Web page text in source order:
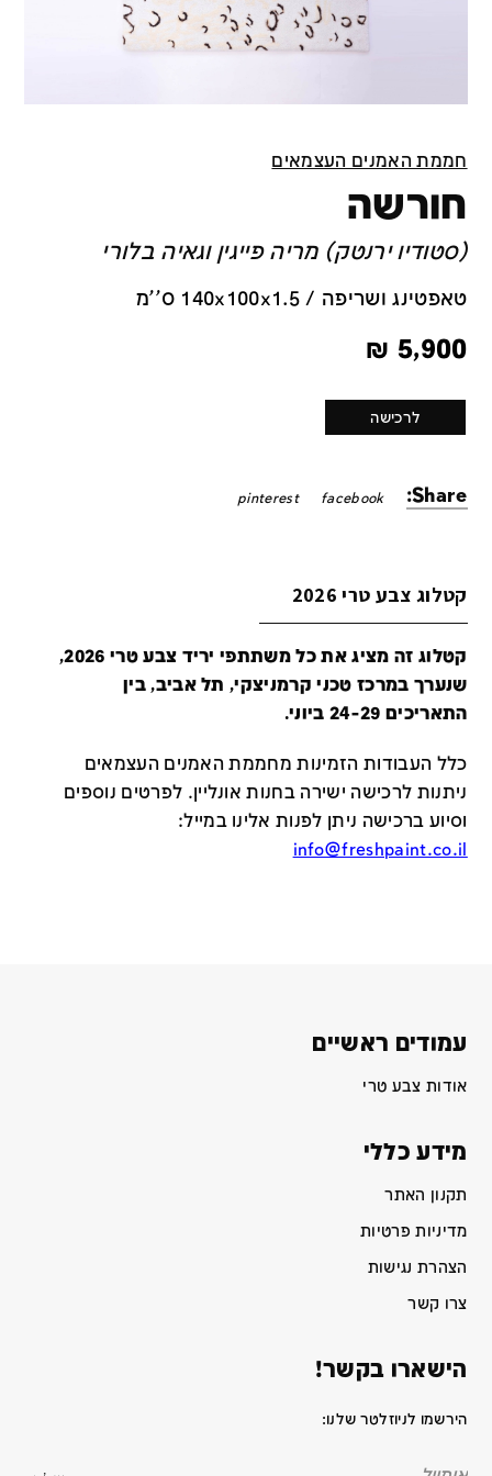
חממת האמנים העצמאים
חורשה
(סטודיו ירנטק) מריה פייגין וגאיה בלורי
טאפטינג ושריפה / 140x100x1.5 ס''מ
5,900
₪
לרכישה
Share:
facebook
pinterest
קטלוג צבע טרי 2026
קטלוג זה מציג את כל משתתפי יריד צבע טרי 2026,
שנערך במרכז טכני קרמניצקי, תל אביב, בין
התאריכים 24-29 ביוני.
כלל העבודות הזמינות מחממת האמנים העצמאים
ניתנות לרכישה ישירה בחנות אונליין. לפרטים נוספים
וסיוע ברכישה ניתן לפנות אלינו במייל:
info@freshpaint.co.il
עמודים ראשיים
אודות צבע טרי
מידע כללי
תקנון האתר
מדיניות פרטיות
הצהרת נגישות
צרו קשר
הישארו בקשר!
הירשמו לניוזלטר שלנו: